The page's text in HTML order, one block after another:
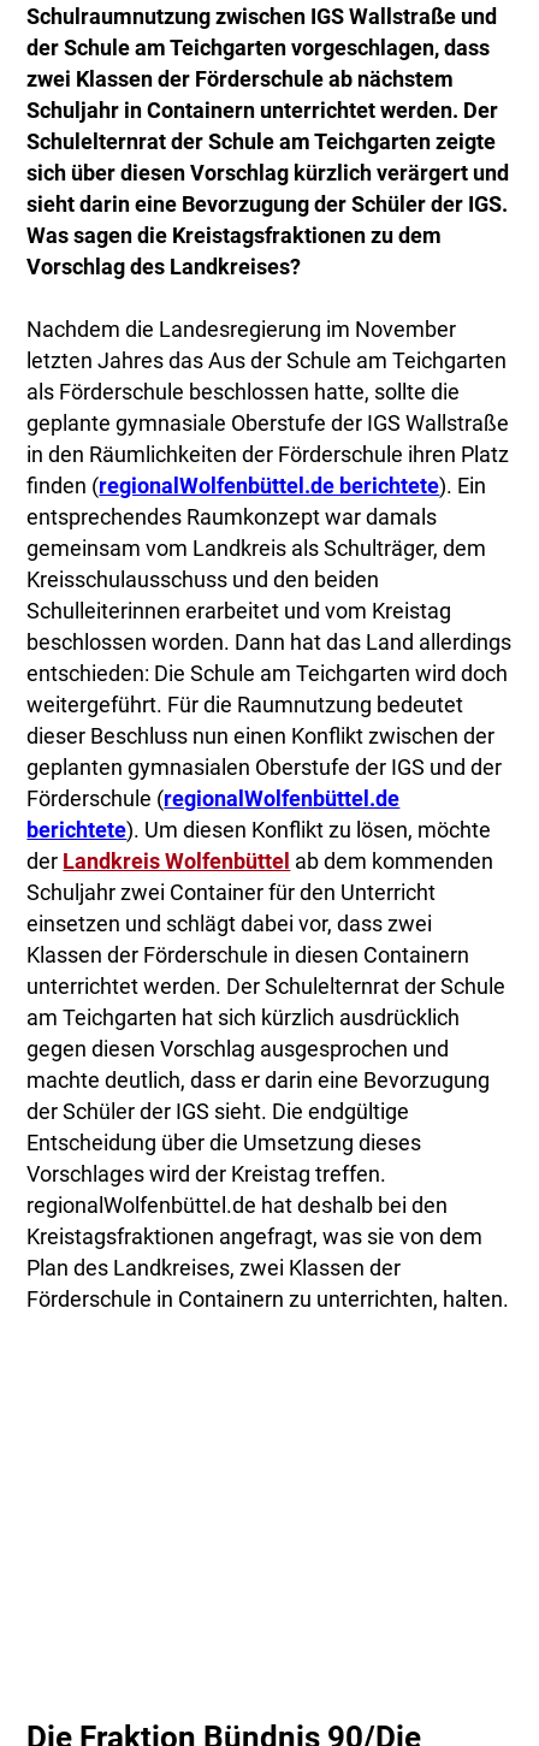
Schulraumnutzung zwischen IGS Wallstraße und
der Schule am Teichgarten vorgeschlagen, dass
zwei Klassen der Förderschule ab nächstem
Schuljahr in Containern unterrichtet werden. Der
Schulelternrat der Schule am Teichgarten zeigte
sich über diesen Vorschlag kürzlich verärgert und
sieht darin eine Bevorzugung der Schüler der IGS.
Was sagen die Kreistagsfraktionen zu dem
Vorschlag des Landkreises?
Nachdem die Landesregierung im November
letzten Jahres das Aus der Schule am Teichgarten
als Förderschule beschlossen hatte, sollte die
geplante gymnasiale Oberstufe der IGS Wallstraße
in den Räumlichkeiten der Förderschule ihren Platz
finden (regionalWolfenbüttel.de berichtete). Ein
entsprechendes Raumkonzept war damals
gemeinsam vom Landkreis als Schulträger, dem
Kreisschulausschuss und den beiden
Schulleiterinnen erarbeitet und vom Kreistag
beschlossen worden. Dann hat das Land allerdings
entschieden: Die Schule am Teichgarten wird doch
weitergeführt. Für die Raumnutzung bedeutet
dieser Beschluss nun einen Konflikt zwischen der
geplanten gymnasialen Oberstufe der IGS und der
Förderschule (regionalWolfenbüttel.de
berichtete). Um diesen Konflikt zu lösen, möchte
der Landkreis Wolfenbüttel ab dem kommenden
Schuljahr zwei Container für den Unterricht
einsetzen und schlägt dabei vor, dass zwei
Klassen der Förderschule in diesen Containern
unterrichtet werden. Der Schulelternrat der Schule
am Teichgarten hat sich kürzlich ausdrücklich
gegen diesen Vorschlag ausgesprochen und
machte deutlich, dass er darin eine Bevorzugung
der Schüler der IGS sieht. Die endgültige
Entscheidung über die Umsetzung dieses
Vorschlages wird der Kreistag treffen.
regionalWolfenbüttel.de hat deshalb bei den
Kreistagsfraktionen angefragt, was sie von dem
Plan des Landkreises, zwei Klassen der
Förderschule in Containern zu unterrichten, halten.
Die Fraktion Bündnis 90/Die